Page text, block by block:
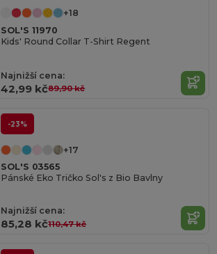
+18
SOL'S 11970
Kids' Round Collar T-Shirt Regent
Najnižší cena:
42,99 kč89,90 kč
-23%
+17
SOL'S 03565
Pánské Eko Tričko Sol's z Bio Bavlny
Najnižší cena:
85,28 kč110,47 kč